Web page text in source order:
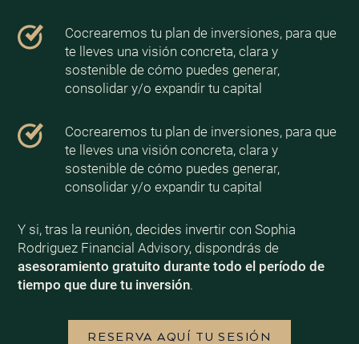
Cocrearemos tu plan de inversiones, para que
te lleves una visión concreta, clara y
sostenible de cómo puedes generar,
consolidar y/o expandir tu capital
Cocrearemos tu plan de inversiones, para que
te lleves una visión concreta, clara y
sostenible de cómo puedes generar,
consolidar y/o expandir tu capital
Y si, tras la reunión, decides invertir con Sophia
Rodriguez Financial Advisory, dispondrás de
asesoramiento gratuito durante todo el período de
tiempo que dure tu inversión.
RESERVA AQUÍ TU SESIÓN